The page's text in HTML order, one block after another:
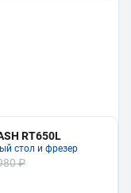
RT650L
стол и фрезер
₽